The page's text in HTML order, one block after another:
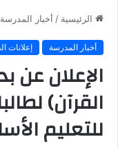
الرئيسية / أخبار المدرسة
أخبار المدرسة إعلانات
الإعلان عن
القرآن)
للتعليم